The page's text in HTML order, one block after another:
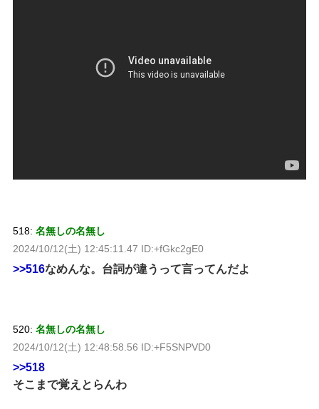
518: 名無しの名無し
2024/10/12(土) 12:45:11.47 ID:+fGkc2gE0
>>516なめんな。台詞が違うって言ってんだよ
520: 名無しの名無し
2024/10/12(土) 12:48:58.56 ID:+F5SNPVD0
>>518
そこまで覚えとらんわ